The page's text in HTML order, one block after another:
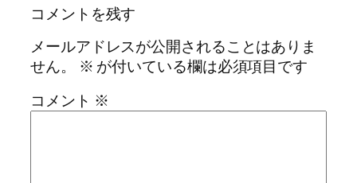
コメントを残す
メールアドレスが公開されることはありま
せん。
※ が付いている欄は必須項目です
コメント ※